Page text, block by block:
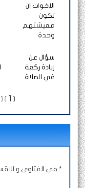
الاخوات ان
تكون
معيشتهم
وحدة
سؤال عن
زيادة ركعة
في الصلاة
[
1
]
[
في الفتاوى و الاقسام *